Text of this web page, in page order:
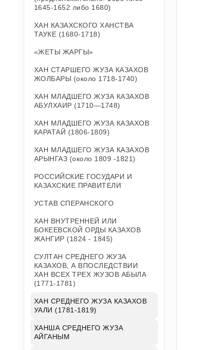
1645-1652 либо 1680)
ХАН КАЗАХСКОГО ХАНСТВА
ТАУКЕ (1680-1718)
«ЖЕТЫ ЖАРГЫ»
ХАН СТАРШЕГО ЖУЗА КАЗАХОВ
ЖОЛБАРЫ (около 1718-1740)
ХАН МЛАДШЕГО ЖУЗА КАЗАХОВ
АБУЛХАИР (1710—1748)
ХАН МЛАДШЕГО ЖУЗА КАЗАХОВ
КАРАТАЙ (1806-1809)
ХАН МЛАДШЕГО ЖУЗА КАЗАХОВ
АРЫНГАЗ (около 1809 -1821)
РОССИЙСКИЕ ГОСУДАРИ И
КАЗАХСКИЕ ПРАВИТЕЛИ
УСТАВ СПЕРАНСКОГО
ХАН ВНУТРЕННЕЙ ИЛИ
БОКЕЕВСКОЙ ОРДЫ КАЗАХОВ
ЖАНГИР (1824 - 1845)
СУЛТАН СРЕДНЕГО ЖУЗА
КАЗАХОВ, А ВПОСЛЕДСТВИИ
ХАН ВСЕХ ТРЕХ ЖУЗОВ АБЫЛА
(1771-1781)
ХАН СРЕДНЕГО ЖУЗА КАЗАХОВ
УАЛИ (1781-1819)
ХАНША СРЕДНЕГО ЖУЗА
АЙГАНЫМ